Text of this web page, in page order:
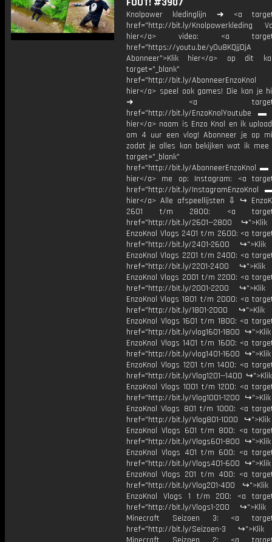
Knolpower kledinglijn ➜ <a
href="http://bit.ly/Knolpowerkleding
hier</a> video: <a
href="https://youtu.be/yOu8KQjjDjA
Abonneer">Klik hier</a> op dit
target="_blank"
href="http://bit.ly/
hier</a> speel ook games! Die kan je
➜ <a
href="http://bit.ly/EnzoKnolYoutube ▬
hier</a> naam is Enzo Knol en ik
om 4 uur een vlog! Abonneer je op
zodat je alles kan bekijken wat ik mee
target="_blank"
href="http://bit.ly/AbonneerEnzoKnol ▬
hier</a> me op: Instagram: <a
href="http://bit.ly/InstagramEnzoKnol
hier</a> Alle afspeellijsten ⇩ ↪
2601 t/m 2800: <a
href="http://bit.ly/2601--2800
EnzoKnol Vlogs 2401 t/m 2600: <a
href="http://bit.ly/2401-2600 ↪">Klik
EnzoKnol Vlogs 2201 t/m 2400: <a
href="http://bit.ly/2201-2400 ↪">Klik
EnzoKnol Vlogs 2001 t/m 2200: <a
href="http://bit.ly/2001-2200 ↪">Klik
EnzoKnol Vlogs 1801 t/m 2000: <a
href="http://bit.ly/1801-2000 ↪">Klik
EnzoKnol Vlogs 1601 t/m 1800: <a
href="http://bit.ly/vlog1601-1800
EnzoKnol Vlogs 1401 t/m 1600: <a
href="http://bit.ly/vlog1401-1600
EnzoKnol Vlogs 1201 t/m 1400: <a
href="http://bit.ly/Vlog1201--1400
EnzoKnol Vlogs 1001 t/m 1200: <a
href="http://bit.ly/Vlog1001-1200
EnzoKnol Vlogs 801 t/m 1000: <a
href="http://bit.ly/Vlog801-1000
EnzoKnol Vlogs 601 t/m 800: <a
href="http://bit.ly/Vlogs601-800
EnzoKnol Vlogs 401 t/m 600: <a
href="http://bit.ly/Vlogs401-600
EnzoKnol Vlogs 201 t/m 400: <a
href="http://bit.ly/Vlog201-400
EnzoKnol Vlogs 1 t/m 200: <a
href="http://bit.ly/Vlogs1-200
Minecraft Seizoen 3: <a
href="http://bit.ly/Seizoen-3 ↪">Klik